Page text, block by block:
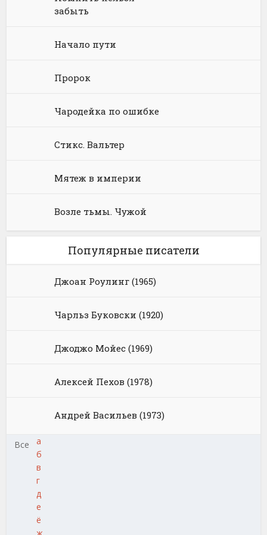
Юмористическая фантастика
Фэнтези про драконов
Юмористическое фэнтези
забыть
Начало пути
Пророк
Чародейка по ошибке
Стикс. Вальтер
Мятеж в империи
Возле тьмы. Чужой
Популярные писатели
Джоан Роулинг (1965)
Чарльз Буковски (1920)
Джоджо Мойес (1969)
Алексей Пехов (1978)
Андрей Васильев (1973)
Все
а
б
в
г
д
е
ё